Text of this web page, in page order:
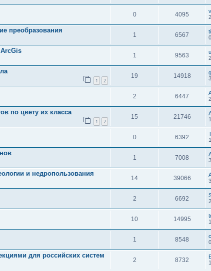
0 4095
преобразования
1 6567
1 9563
1 2
19 14918
2 6447
по цвету их класса
1 2
15 21746
0 6392
1 7008
и недропользования
14 39066
2 6692
10 14995
1 8548
для российских систем
2 8732